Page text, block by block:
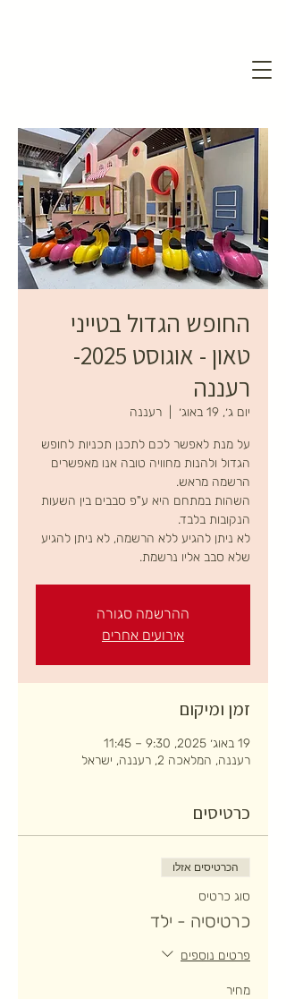
החופש הגדול בטייני
טאון - אוגוסט 2025-
רעננה
יום ג׳, 19 באוג׳ רעננה
על מנת לאפשר לכם לתכנן תכניות לחופש
הגדול ולהנות מחוויה טובה אנו מאפשרים
השהות במתחם היא ע"פ סבבים בין השעות
לא ניתן להגיע ללא הרשמה, לא ניתן להגיע
שלא סבב אליו נרשמת.
ההרשמה סגורה
אירועים אחרים
זמן ומיקום
19 באוג׳ 2025, 9:30 – 11:45
רעננה, המלאכה 2, רעננה, ישראל
כרטיסים
הכרטיסים אזלו
סוג כרטיס
כרטיסיה - ילד
פרטים נוספים
מחיר